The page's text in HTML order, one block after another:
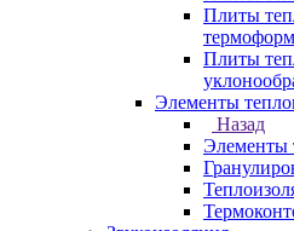
Плиты
Плиты
Элементы
Назад
Элементы